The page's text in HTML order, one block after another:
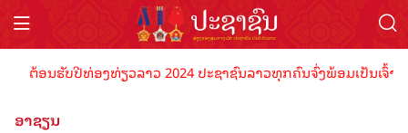
ຕ້ອນຮັບປີທ່ອງທ່ຽວລາວ 2024 ປະຊາຊົນລາວທຸກຄົນຈົ່ງພ້ອມເປັນເຈົ້າ
ອາຊຽນ